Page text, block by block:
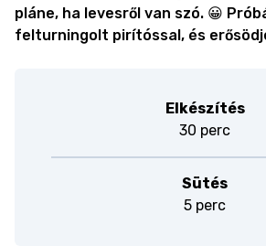
pláne, ha levesről van szó. 😀
felturningolt pirítóssal, és
Elkészítés
30 perc
Sütés
5 perc